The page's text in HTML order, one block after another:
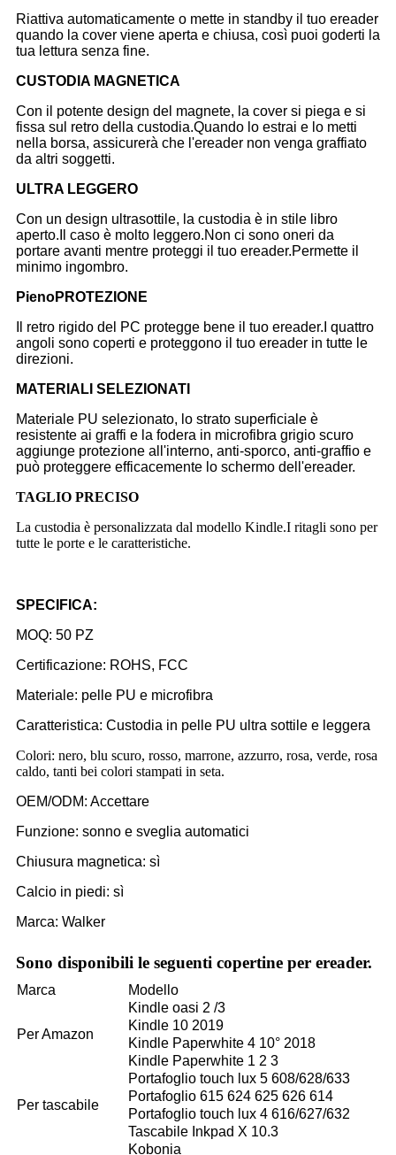
Riattiva automaticamente o mette in standby il tuo ereader
quando la cover viene aperta e chiusa, così puoi goderti la
tua lettura senza fine.
CUSTODIA MAGNETICA
Con il potente design del magnete, la cover si piega e si
fissa sul retro della custodia.Quando lo estrai e lo metti
nella borsa, assicurerà che l'ereader non venga graffiato
da altri soggetti.
ULTRA LEGGERO
Con un design ultrasottile, la custodia è in stile libro
aperto.Il caso è molto leggero.Non ci sono oneri da
portare avanti mentre proteggi il tuo ereader.Permette il
minimo ingombro.
PienoPROTEZIONE
Il retro rigido del PC protegge bene il tuo ereader.I quattro
angoli sono coperti e proteggono il tuo ereader in tutte le
direzioni.
MATERIALI SELEZIONATI
Materiale PU selezionato, lo strato superficiale è
resistente ai graffi e la fodera in microfibra grigio scuro
aggiunge protezione all'interno, anti-sporco, anti-graffio e
può proteggere efficacemente lo schermo dell'ereader.
TAGLIO PRECISO
La custodia è personalizzata dal modello Kindle.I ritagli sono per
tutte le porte e le caratteristiche.
SPECIFICA:
MOQ: 50 PZ
Certificazione: ROHS, FCC
Materiale: pelle PU e microfibra
Caratteristica: Custodia in pelle PU ultra sottile e leggera
Colori: nero, blu scuro, rosso, marrone, azzurro, rosa, verde, rosa
caldo, tanti bei colori stampati in seta.
OEM/ODM: Accettare
Funzione: sonno e sveglia automatici
Chiusura magnetica: sì
Calcio in piedi: sì
Marca: Walker
Sono disponibili le seguenti copertine per ereader.
Marca Modello
Per Amazon
Kindle oasi 2 /3
Kindle 10 2019
Kindle Paperwhite 4 10° 2018
Kindle Paperwhite 1 2 3
Per tascabile
Portafoglio touch lux 5 608/628/633
Portafoglio 615 624 625 626 614
Portafoglio touch lux 4 616/627/632
Tascabile Inkpad X 10.3
Kobonia